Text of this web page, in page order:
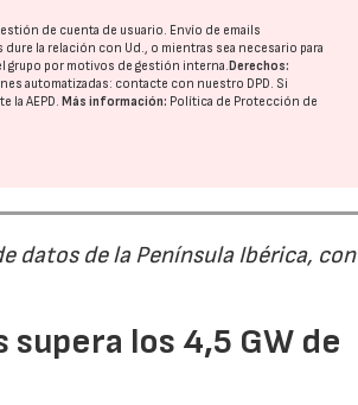
de cuenta de usuario. Envío de emails
dure la relación con Ud., o mientras sea necesario para
grupo por motivos de gestión interna.Derechos:
automatizadas: contacte con nuestro DPD . Si
laAEPD .Más información: Política de Protección de
datos de la Península Ibérica, con
los 4,5 GW de